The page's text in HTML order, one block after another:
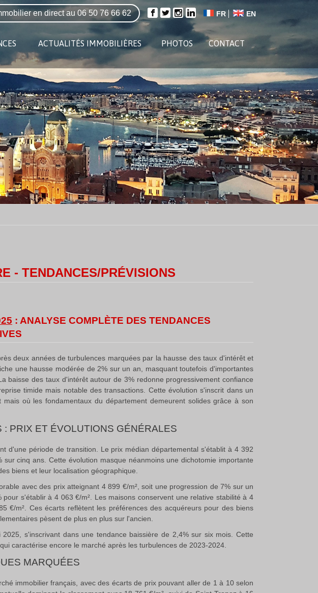
FR EN
en direct au 06 50 76 66 62
ACTUALITÉS IMMOBILIÈRES PHOTOS CONTACT
- TENDANCES/PRÉVISIONS
: ANALYSE COMPLÈTE DES TENDANCES
deux années de turbulences marquées par la hausse des taux d'intérêt et
une hausse modérée de 2% sur un an, masquant toutefois d'importantes
baisse des taux d'intérêt autour de 3% redonne progressivement confiance
timide mais notable des transactions
Cette évolution s'inscrit dans un
où les fondamentaux du département demeurent solides grâce à son
: PRIX ET ÉVOLUTIONS GÉNÉRALES
d'une période de transition. Le prix médian départemental s'établit à 4 392
sur cinq ans Cette évolution masque néanmoins une dichotomie importante
biens et leur localisation géographique.
avec des prix atteignant 4 899 €/m², soit une progression de 7% sur un
s'établir à 4 063 €/m²
Les maisons conservent une relative stabilité à 4
€/m²
Ces écarts reflètent les préférences des acquéreurs pour des biens
pèsent de plus en plus sur l'ancien.
s'inscrivant dans une tendance baissière de 2,4% sur six mois
Cette
caractérise encore le marché après les turbulences de 2023-2024.
MARQUÉES
immobilier français, avec des écarts de prix pouvant aller de 1 à 10 selon